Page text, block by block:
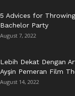
5 Advices for
Bachelor Party
August 7, 2022
Lebih Dekat Dengan
Ayşin Pemeran Film
August 14, 2022